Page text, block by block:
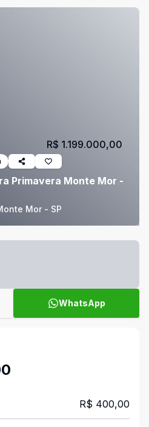
Primavera Monte Mor -
Mor - SP
R$ 1.199.000,00
WhatsApp
R$ 400,00